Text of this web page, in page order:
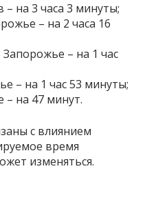
на 3 часа 3 минуты;
– на 2 часа 16
– на 1 час
– на 1 час 53 минуты;
на 47 минут.
с влиянием
время
изменяться.